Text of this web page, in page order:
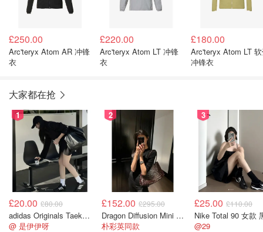
£250.00
Arc'teryx Atom AR 冲锋
衣
£220.00
Arc'teryx Atom LT 冲锋
衣
£180.00
Arc'teryx Atom LT
冲锋衣
大家都在抢
1
£20.00 £80.00
adidas Originals Taekwondo 女款黑色运动鞋
@ 是伊伊呀
2
£152.00 £295.00
Dragon Diffusion Mini Flat Gora 深棕色手提包
朴彩英同款
3
£25.00 £110.00
Nike Total 90 女款
@29